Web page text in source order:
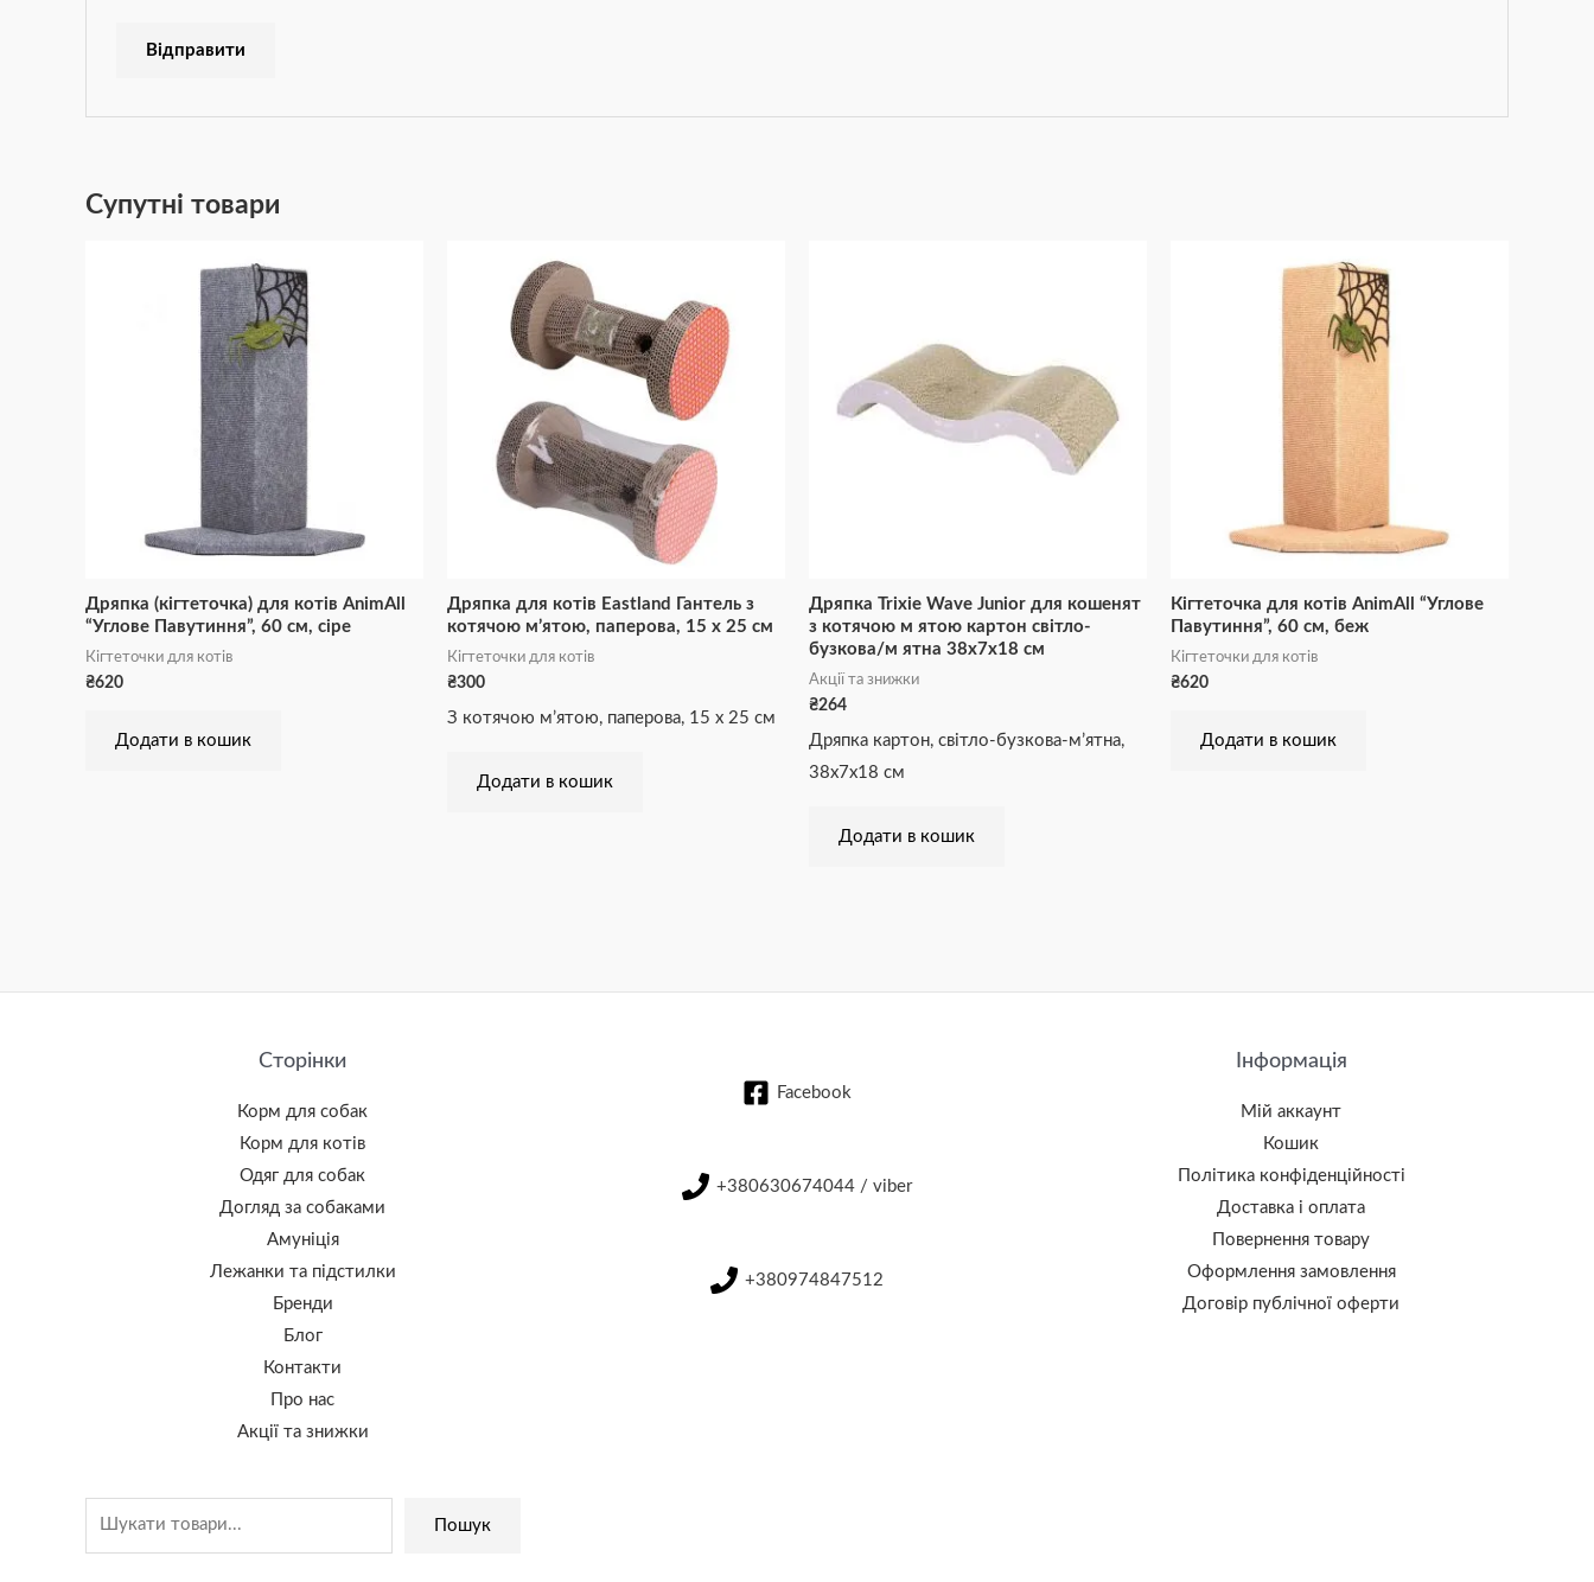
Супутні товари
Дряпка (кігтеточка) для котів AnimAll
“Углове Павутиння”, 60 см, сіре
Кігтеточки для котів
₴620
Додати в кошик
Дряпка для котів Eastland Гантель з
котячою м’ятою, паперова, 15 x 25 см
Кігтеточки для котів
₴300
З котячою м’ятою, паперова, 15 x 25 см
Додати в кошик
Дряпка Trixie Wave Junior для кошенят
з котячою м ятою картон світло-
бузкова/м ятна 38х7х18 см
Акції та знижки
₴264
Дряпка картон, світло-бузкова-м’ятна,
38х7х18 cм
Додати в кошик
Кігтеточка для котів AnimAll “Углове
Павутиння”, 60 см, беж
Кігтеточки для котів
₴620
Додати в кошик
Сторінки
Корм для собак
Корм для котів
Одяг для собак
Догляд за собаками
Амуніція
Лежанки та підстилки
Бренди
Блог
Контакти
Про нас
Акції та знижки
Пошук
Facebook
+380630674044 / viber
+380974847512
Інформація
Мій аккаунт
Кошик
Політика конфіденційності
Доставка і оплата
Повернення товару
Оформлення замовлення
Договір публічної оферти